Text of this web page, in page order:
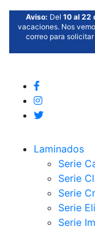
Aviso: Del 10 al 22
vacaciones. Nos
correo para
Laminados
Serie
Serie
Serie
Serie
Serie